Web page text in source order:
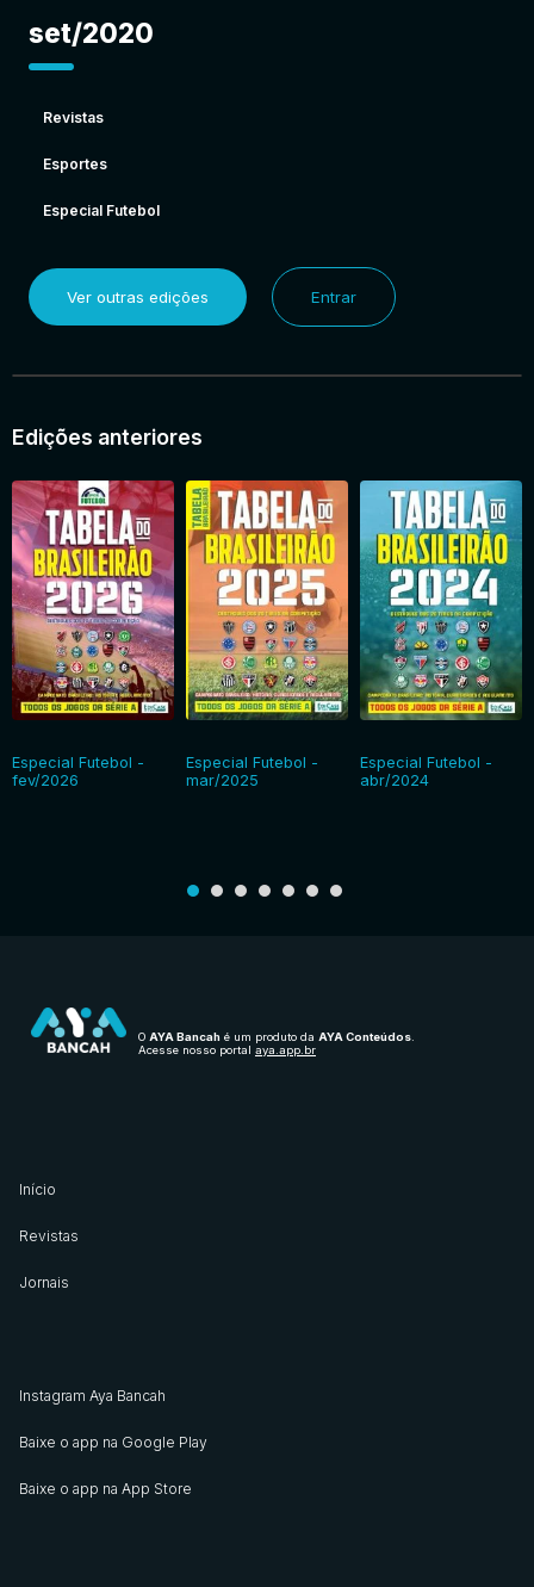
set/2020
Revistas
Esportes
Especial Futebol
Ver outras edições Entrar
Edições anteriores
Especial Futebol -
fev/2026
Especial Futebol -
mar/2025
Especial Futebol -
abr/2024
O AYA Bancah é um produto da AYA Conteúdos
Acesse nosso portal aya.app.br
Início
Revistas
Jornais
Instagram Aya Bancah
Baixe o app na Google Play
Baixe o app na App Store